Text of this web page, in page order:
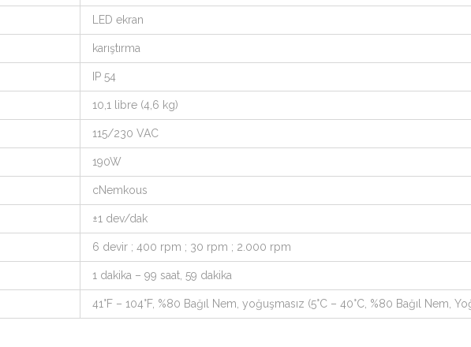
LED ekran
karıştırma
IP 54
10,1 libre (4,6 kg)
115/230 VAC
190W
cNemkous
±1 dev/dak
6 devir ; 400 rpm ; 30 rpm ; 2.000 rpm
1 dakika – 99 saat, 59 dakika
41°F – 104°F, %80 Bağıl Nem, yoğuşmasız (5°C – 40°C, %80 Bağıl Nem,